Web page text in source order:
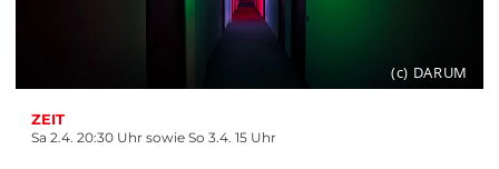
ZEIT
Sa 2.4. 20:30 Uhr sowie So 3.4. 15 Uhr
(c) DARUM